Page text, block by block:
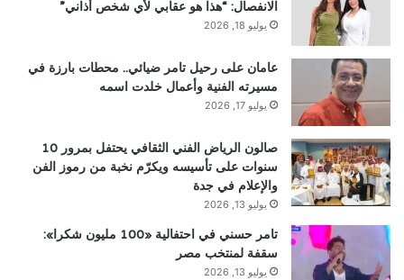
الانفصال: “هذا هو عقابي لأي شخص أذاني”
يوليو 18, 2026
عامان على رحيل تامر ضيائي.. محطات بارزة في
مسيرته الفنية وأعمال خلدت اسمه
يوليو 17, 2026
صالون الرياض الفني الثقافي يحتفل بمرور 10
سنوات على تأسيسه ويكرّم نخبة من رموز الفن
والإعلام في جدة
يوليو 13, 2026
تامر حسني في احتفالية «100 مليون شكرا»:
سقفة لمنتخب مصر
يوليو 13, 2026